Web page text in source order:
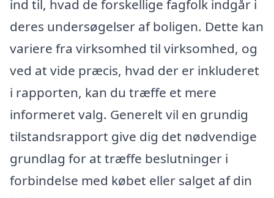
ind til, hvad de forskellige fagfolk indgår i
deres undersøgelser af boligen. Dette kan
variere fra virksomhed til virksomhed, og
ved at vide præcis, hvad der er inkluderet
i rapporten, kan du træffe et mere
informeret valg. Generelt vil en grundig
tilstandsrapport give dig det nødvendige
grundlag for at træffe beslutninger i
forbindelse med købet eller salget af din